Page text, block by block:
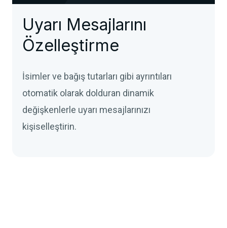
Uyarı Mesajlarını
Özelleştirme
İsimler ve bağış tutarları gibi ayrıntıları
otomatik olarak dolduran dinamik
değişkenlerle uyarı mesajlarınızı
kişiselleştirin.